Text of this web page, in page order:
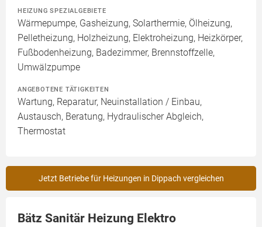
HEIZUNG SPEZIALGEBIETE
Wärmepumpe, Gasheizung, Solarthermie, Ölheizung,
Pelletheizung, Holzheizung, Elektroheizung, Heizkörper,
Fußbodenheizung, Badezimmer, Brennstoffzelle,
Umwälzpumpe
ANGEBOTENE TÄTIGKEITEN
Wartung, Reparatur, Neuinstallation / Einbau,
Austausch, Beratung, Hydraulischer Abgleich,
Thermostat
Jetzt Betriebe für Heizungen in Dippach vergleichen
Bätz Sanitär Heizung Elektro